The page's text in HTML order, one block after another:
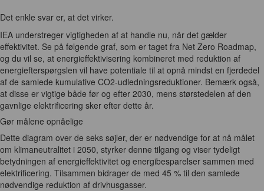
Det enkle svar er, at det virker.
IEA understreger vigtigheden af at handle nu, når det gælder
effektivitet. Se på følgende graf, som er taget fra Net Zero Roadmap,
og du vil se, at energieffektivisering kombineret med reduktion af
energiefterspørgslen vil have potentiale til at opnå mindst en fjerdedel
af de samlede kumulative CO2-udledningsreduktioner. Bemærk også,
at disse er vigtige både før og efter 2030, mens størstedelen af den
gavnlige elektrificering sker efter dette år.
Gør målene opnåelige
Dette diagram over de seks søjler, der er nødvendige for at nå målet
om klimaneutralitet i 2050, styrker denne tilgang og viser tydeligt
betydningen af energieffektivitet og energibesparelser sammen med
elektrificering. Tilsammen bidrager de med 45 % til den samlede
nødvendige reduktion af drivhusgasser.